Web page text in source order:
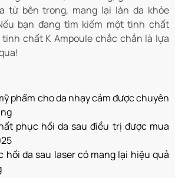
từ bên trong, mang lại làn da khỏe
bạn đang tìm kiếm một tinh chất
chất K Ampoule chắc chắn là lựa
phẩm cho da nhạy cảm được chuyên
phục hồi da sau điều trị được mua
hồi da sau laser có mang lại hiệu quả